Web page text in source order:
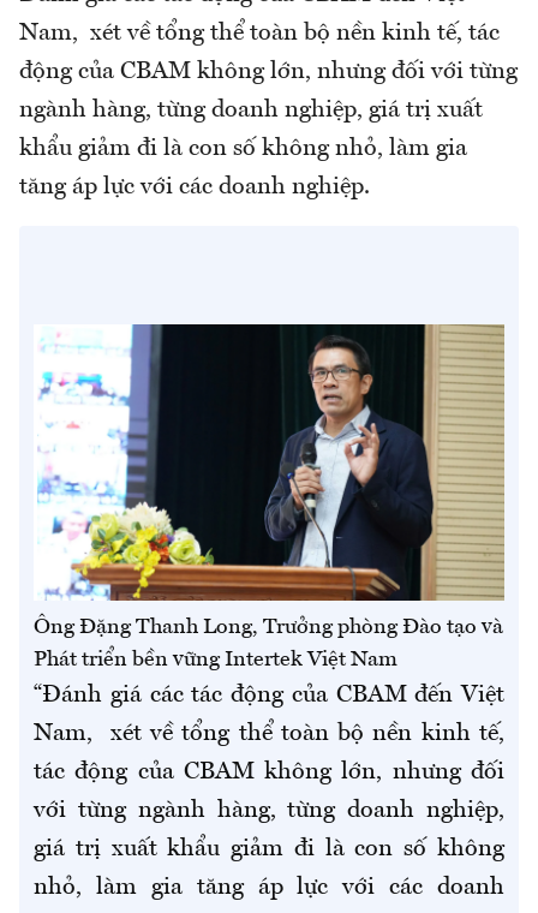
Nam, xét về tổng thể toàn bộ nền kinh tế, tác
động của CBAM không lớn, nhưng đối với từng
ngành hàng, từng doanh nghiệp, giá trị xuất
khẩu giảm đi là con số không nhỏ, làm gia
tăng áp lực với các doanh nghiệp.
Ông Đặng Thanh Long, Trưởng phòng Đào tạo và
Phát triển bền vững Intertek Việt Nam
“Đánh giá các tác động của CBAM đến Việt
Nam, xét về tổng thể toàn bộ nền kinh tế,
tác động của CBAM không lớn, nhưng đối
với từng ngành hàng, từng doanh nghiệp,
giá trị xuất khẩu giảm đi là con số không
nhỏ, làm gia tăng áp lực với các doanh